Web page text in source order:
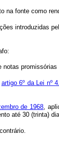
na fonte como
introduzidas
artigo 6º da Lei nº
de 1968,
até 30 (trinta)